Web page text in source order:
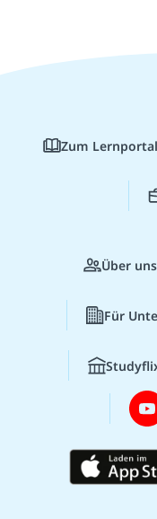
Zum Lernportal
Über uns
Für